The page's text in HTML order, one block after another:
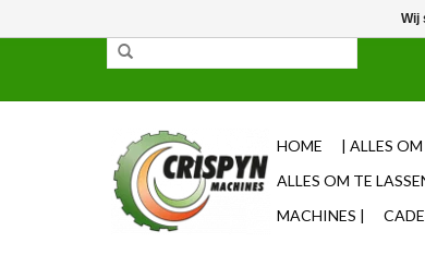
HOME | ALLES
ALLES OM TE
MACHINES |
Wij
✓ 85% uit voorraad leverbaar ✓ Op